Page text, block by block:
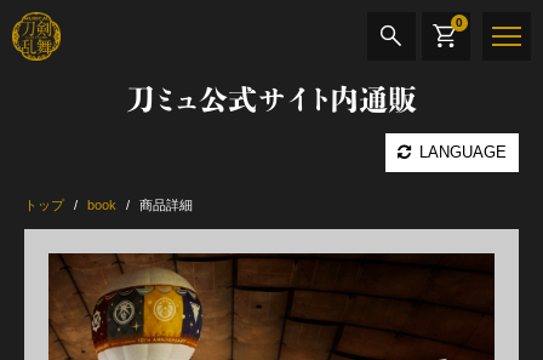
刀ミュ公式サイト内通販
LANGUAGE
0
CD・DVD BOOK その他
トップ book 商品詳細